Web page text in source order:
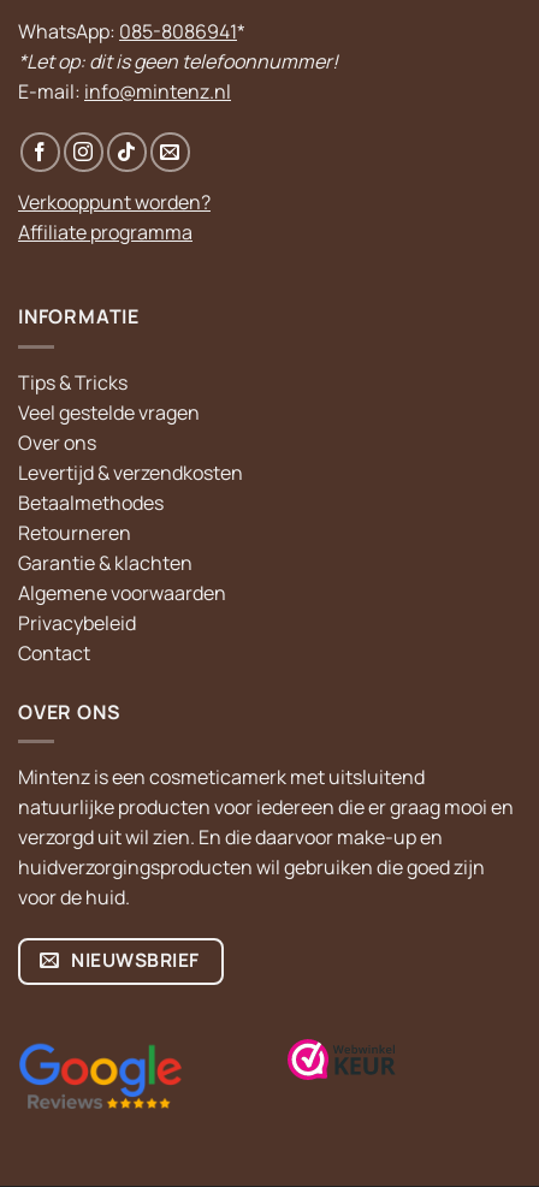
WhatsApp: 085-8086941*
*Let op: dit is geen telefoonnummer!
E-mail: info@mintenz.nl
Verkooppunt worden?
Affiliate programma
INFORMATIE
Tips & Tricks
Veel gestelde vragen
Over ons
Levertijd & verzendkosten
Betaalmethodes
Retourneren
Garantie & klachten
Algemene voorwaarden
Privacybeleid
Contact
OVER ONS
Mintenz is een cosmeticamerk met uitsluitend
natuurlijke producten voor iedereen die er graag mooi en
verzorgd uit wil zien. En die daarvoor make-up en
huidverzorgingsproducten wil gebruiken die goed zijn
voor de huid.
NIEUWSBRIEF